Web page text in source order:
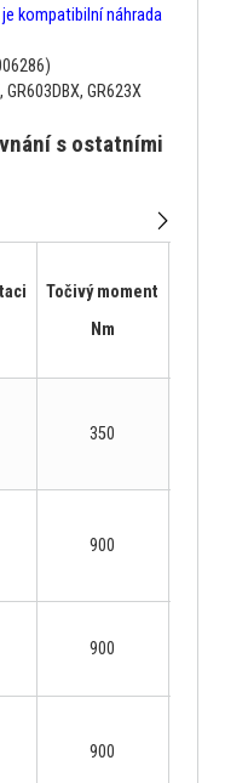
kompatibilní náhrada
GR623X
s ostatními
Točivý moment
Nm
350
900
900
900